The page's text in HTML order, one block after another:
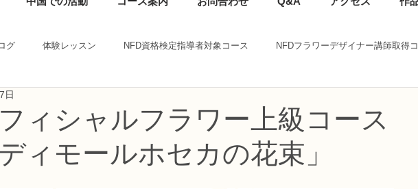
グ 体験レッスン NFD資格検定指導者対象コース NFDフラワーデザイナー講師取得
ーデザイナー資格検定1級コース
ス フラワー装飾技能検定1級レッスン フラワー装飾技能士検定2級
ィシャルフラワー上級コース
ィモールホセカの花束」
日